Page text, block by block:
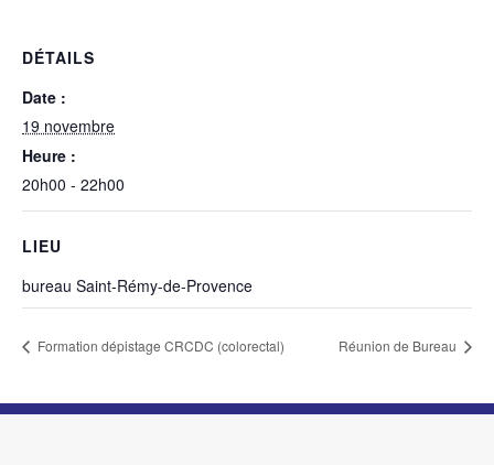
DÉTAILS
Date :
19 novembre
Heure :
20h00 - 22h00
LIEU
bureau Saint-Rémy-de-Provence
Formation dépistage CRCDC (colorectal) Réunion de Bureau